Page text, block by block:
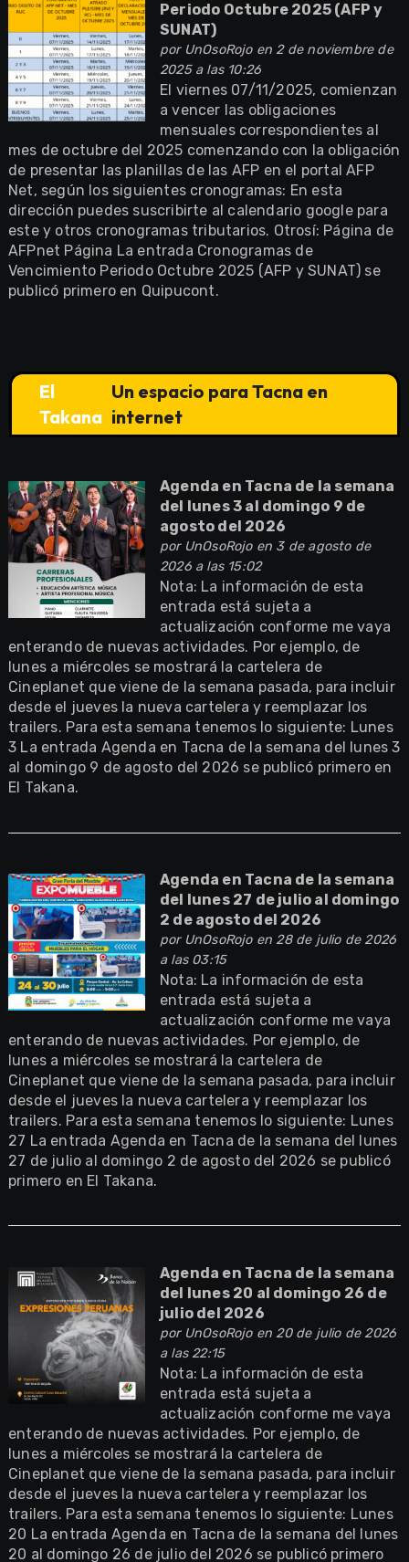
Periodo Octubre 2025 (AFP y
SUNAT)
por UnOsoRojoen 2 de noviembre de
2025 a las 10:26
El viernes 07/11/2025, comienzan
a vencer las obligaciones
mensuales correspondientes al
mes de octubre del 2025 comenzando con la obligación
de presentar las planillas de las AFP en el portal AFP
Net, según los siguientes cronogramas: En esta
dirección puedes suscribirte al calendario google para
este y otros cronogramas tributarios. Otrosí: Página de
AFPnet Página La entrada Cronogramas de
Vencimiento Periodo Octubre 2025 (AFP y SUNAT) se
publicó primero en Quipucont.
El
Takana
Un espacio para Tacna en
internet
Agenda en Tacna de la semana
del lunes 3 al domingo 9 de
agosto del 2026
por UnOsoRojoen 3 de agosto de
2026 a las 15:02
Nota: La información de esta
entrada está sujeta a
actualización conforme me vaya
enterando de nuevas actividades. Por ejemplo, de
lunes a miércoles se mostrará la cartelera de
Cineplanet que viene de la semana pasada, para incluir
desde el jueves la nueva cartelera y reemplazar los
trailers. Para esta semana tenemos lo siguiente: Lunes
3 La entrada Agenda en Tacna de la semana del lunes 3
al domingo 9 de agosto del 2026 se publicó primero en
El Takana.
Agenda en Tacna de la semana
del lunes 27 de julio al domingo
2 de agosto del 2026
por UnOsoRojoen 28 de julio de 2026
a las 03:15
Nota: La información de esta
entrada está sujeta a
actualización conforme me vaya
enterando de nuevas actividades. Por ejemplo, de
lunes a miércoles se mostrará la cartelera de
Cineplanet que viene de la semana pasada, para incluir
desde el jueves la nueva cartelera y reemplazar los
trailers. Para esta semana tenemos lo siguiente: Lunes
27 La entrada Agenda en Tacna de la semana del lunes
27 de julio al domingo 2 de agosto del 2026 se publicó
primero en El Takana.
Agenda en Tacna de la semana
del lunes 20 al domingo 26 de
julio del 2026
por UnOsoRojoen 20 de julio de 2026
a las 22:15
Nota: La información de esta
entrada está sujeta a
actualización conforme me vaya
enterando de nuevas actividades. Por ejemplo, de
lunes a miércoles se mostrará la cartelera de
Cineplanet que viene de la semana pasada, para incluir
desde el jueves la nueva cartelera y reemplazar los
trailers. Para esta semana tenemos lo siguiente: Lunes
20 La entrada Agenda en Tacna de la semana del lunes
20 al domingo 26 de julio del 2026 se publicó primero